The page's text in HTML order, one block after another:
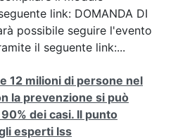
link: DOMANDA DI
possibile seguire l'evento
il seguente link:...
12 milioni di persone nel
la prevenzione si può
dei casi. Il punto
esperti Iss